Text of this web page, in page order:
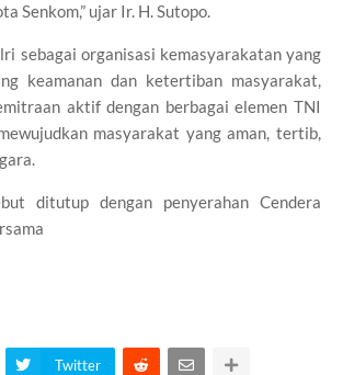
Senkom,” ujar Ir. H. Sutopo.
sebagai organisasi kemasyarakatan yang
keamanan dan ketertiban masyarakat,
aktif dengan berbagai elemen TNI
masyarakat yang aman, tertib,
ditutup dengan penyerahan Cendera
Twitter